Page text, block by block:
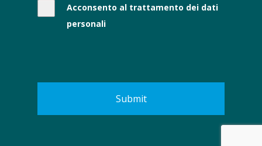
Acconsento al trattamento dei dati
personali
Submit